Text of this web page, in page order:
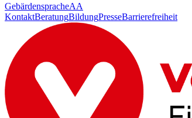
GebärdenspracheAA
KontaktBeratungBildungPresseBarrierefreiheit